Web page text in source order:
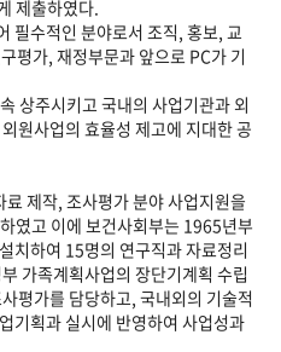
제출하였다.
필수적인 분야로서 조직, 홍보, 교
평가, 재정부문과 앞으로 PC가 기
상주시키고 국내의 사업기관과 외
원사업의 효율성 제고에 지대한 공
제작, 조사평가 분야 사업지원을
였고 이에 보건사회부는 1965년부
치하여 15명의 연구직과 자료정리
가족계획사업의 장단기계획 수립
평가를 담당하고, 국내외의 기술적
기획과 실시에 반영하여 사업성과